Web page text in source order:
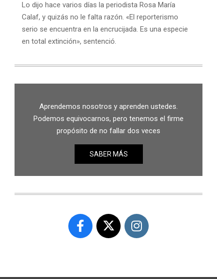
Lo dijo hace varios días la periodista Rosa María
Calaf, y quizás no le falta razón. «El reporterismo
serio se encuentra en la encrucijada. Es una especie
en total extinción», sentenció.
Aprendemos nosotros y aprenden ustedes.
Podemos equivocarnos, pero tenemos el firme
propósito de no fallar dos veces
SABER MÁS